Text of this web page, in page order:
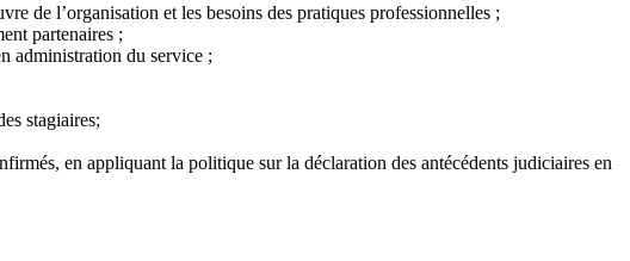
de l’organisation et les besoins des pratiques professionnelles ;
partenaires ;
administration du service ;
stagiaires;
en appliquant la politique sur la déclaration des antécédents judiciaires en